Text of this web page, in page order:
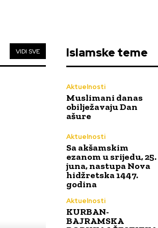
VIDI SVE Islamske teme
Aktuelnosti
Muslimani danas
obilježavaju Dan
ašure
Aktuelnosti
Sa akšamskim
ezanom u srijedu, 25.
juna, nastupa Nova
hidžretska 1447.
godina
Aktuelnosti
KURBAN-
BAJRAMSKA